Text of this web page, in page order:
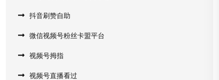
抖音刷赞自助
微信视频号粉丝卡盟平台
视频号拇指
视频号直播看过